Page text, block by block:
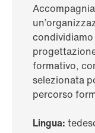
formativo,
selezionata
percorso
Lingua: